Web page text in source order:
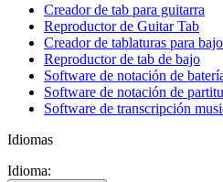
Creador de tab para guitarra
Reproductor de Guitar Tab
Creador de tablaturas para bajo
Reproductor de tab de bajo
Software de notación de
Software de notación de
Software de transcripción
Idiomas
Idioma: